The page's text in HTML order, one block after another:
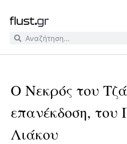
Ο Νεκρός του
επανέκδοση, του
Λιάκου